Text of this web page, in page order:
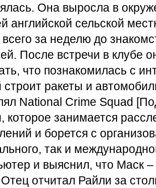
Она выросла в
английской сельской
за неделю до
После встречи в клубе
что познакомилась с
строит ракеты и
National Crime Squad
которое занимается
и борется с
так и
и выяснил, что Маск
отчитал Райли за